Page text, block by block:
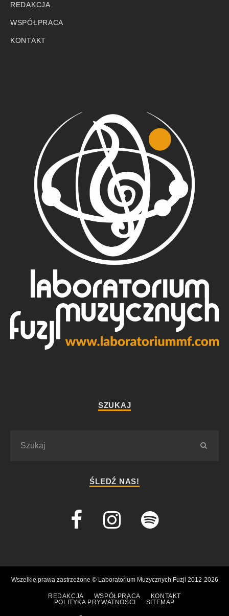
REDAKCJA
WSPÓŁPRACA
KONTAKT
SZUKAJ
ŚLEDŹ NAS!
Wszelkie prawa zastrzeżone © Laboratorium Muzycznych Fuzji 2012-2026
REDAKCJA WSPÓŁPRACA
KONTAKT
POLITYKA PRYWATNOŚCI
SITEMAP